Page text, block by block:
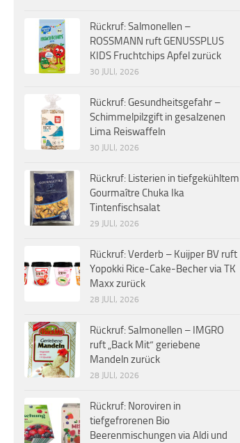
Rückruf: Salmonellen –
ROSSMANN ruft GENUSSPLUS
KIDS Fruchtchips Apfel zurück
30 JULI, 2026
Rückruf: Gesundheitsgefahr –
Schimmelpilzgift in gesalzenen
Lima Reiswaffeln
30 JULI, 2026
Rückruf: Listerien in tiefgekühltem
Gourmaître Chuka Ika
Tintenfischsalat
29 JULI, 2026
Rückruf: Verderb – Kuijper BV ruft
Yopokki Rice-Cake-Becher via TK
Maxx zurück
28 JULI, 2026
Rückruf: Salmonellen – IMGRO
ruft „Back Mit“ geriebene
Mandeln zurück
28 JULI, 2026
Rückruf: Noroviren in
tiefgefrorenen Bio
Beerenmischungen via Aldi und